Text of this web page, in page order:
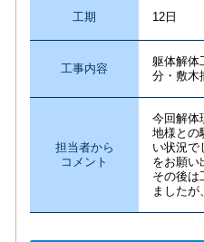
工期 12日
工事内容
躯体解
分・敷木
担当者から
コメント
今回解体
地様との
い状況で
をお願い
その後は
ましたが